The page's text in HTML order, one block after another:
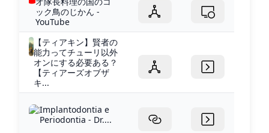
ック鳥のじかん -
YouTube
【ティアキン】賢者の
能力ってチューリ以外
オンにする必要ある？
【ティアーズオブザ
キ...
Implantodontia e
Periodontia - Dr....